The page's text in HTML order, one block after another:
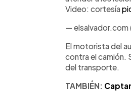
Video: cortesía
— elsalvador.com
El motorista del
contra el camión.
del transporte.
TAMBIÉN: